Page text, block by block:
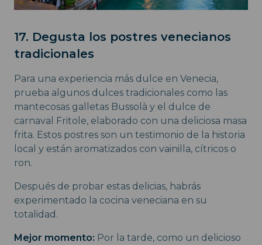
17. Degusta los postres venecianos
tradicionales
Para una experiencia más dulce en Venecia,
prueba algunos dulces tradicionales como las
mantecosas galletas Bussolà y el dulce de
carnaval Fritole, elaborado con una deliciosa masa
frita. Estos postres son un testimonio de la historia
local y están aromatizados con vainilla, cítricos o
ron.
Después de probar estas delicias, habrás
experimentado la cocina veneciana en su
totalidad.
Mejor momento: Por la tarde, como un delicioso